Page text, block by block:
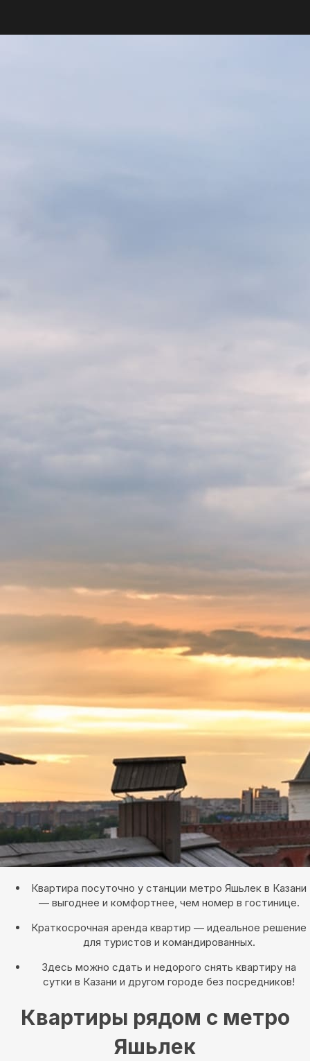
Квартира посуточно у станции метро Яшьлек в Казани
— выгоднее и комфортнее, чем номер в гостинице.
Краткосрочная аренда квартир — идеальное решение
для туристов и командированных.
Здесь можно сдать и недорого снять квартиру на
сутки в Казани и другом городе без посредников!
Квартиры рядом с метро
Яшьлек